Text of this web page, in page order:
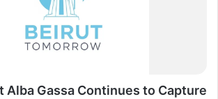
Alba Gassa Continues to Capture